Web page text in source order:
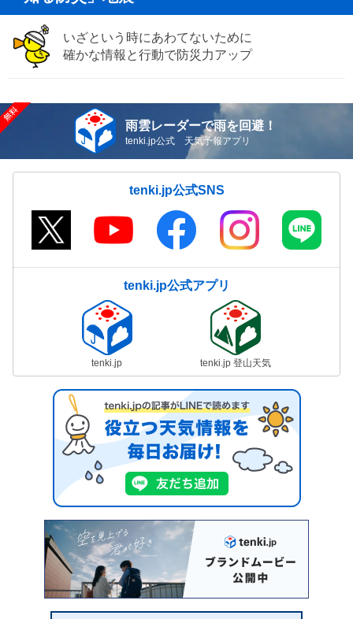
いざという時にあわてないために
確かな情報と行動で防災力アップ
雨雲レーダーで雨を回避！
tenki.jp公式 天気予報アプリ
tenki.jp公式SNS
tenki.jp公式アプリ
tenki.jp tenki.jp 登山天気